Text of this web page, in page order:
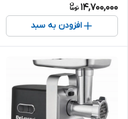
14,700,000
افزودن به سبد